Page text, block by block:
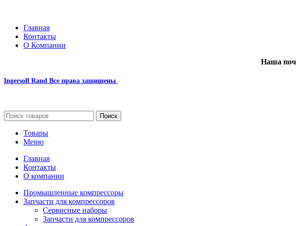
Главная
Контакты
О Компании
Наша
Ingersoll Rand Все права защищены
Поиск
Товары
Меню
Главная
Контакты
О компании
Промышленные компрессоры
Запчасти для компрессоров
Сервисные наборы
Запчасти для компрессоров